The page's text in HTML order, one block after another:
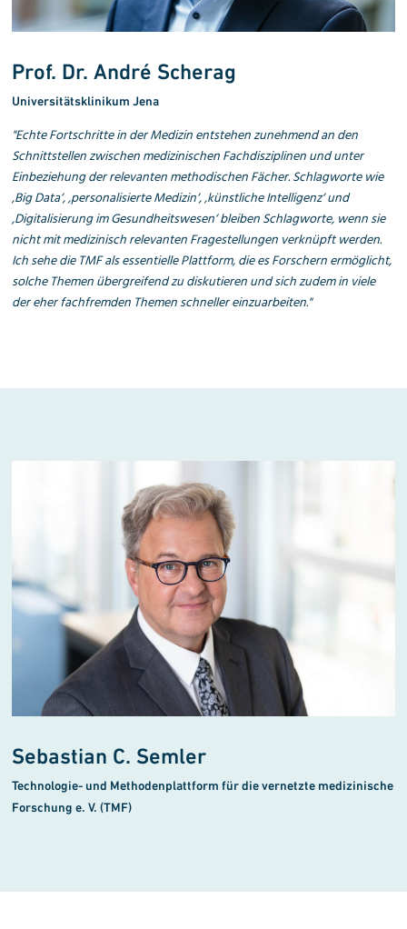
Prof. Dr. André Scherag
Universitätsklinikum Jena
"Echte Fortschritte in der Medizin entstehen zunehmend an den
Schnittstellen zwischen medizinischen Fachdisziplinen und unter
Einbeziehung der relevanten methodischen Fächer. Schlagworte wie
‚Big Data‘, ‚personalisierte Medizin‘, ‚künstliche Intelligenz‘ und
‚Digitalisierung im Gesundheitswesen‘ bleiben Schlagworte, wenn sie
nicht mit medizinisch relevanten Fragestellungen verknüpft werden.
Ich sehe die TMF als essentielle Plattform, die es Forschern ermöglicht,
solche Themen übergreifend zu diskutieren und sich zudem in viele
der eher fachfremden Themen schneller einzuarbeiten."
Sebastian C. Semler
Technologie- und Methodenplattform für die vernetzte medizinische
Forschung e. V. (TMF)